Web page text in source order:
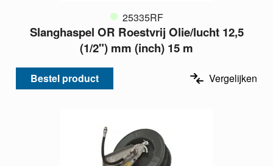
25335RF
Slanghaspel OR Roestvrij Olie/lucht 12,5
(1/2") mm (inch) 15 m
Bestel product Vergelijken